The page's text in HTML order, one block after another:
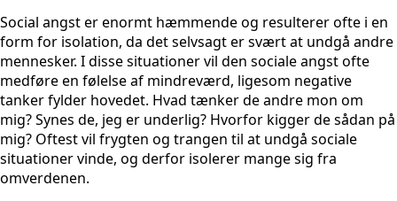
Social angst er enormt hæmmende og resulterer ofte i en
form for isolation, da det selvsagt er svært at undgå andre
mennesker. I disse situationer vil den sociale angst ofte
medføre en følelse af mindreværd, ligesom negative
tanker fylder hovedet. Hvad tænker de andre mon om
mig? Synes de, jeg er underlig? Hvorfor kigger de sådan på
mig? Oftest vil frygten og trangen til at undgå sociale
situationer vinde, og derfor isolerer mange sig fra
omverdenen.